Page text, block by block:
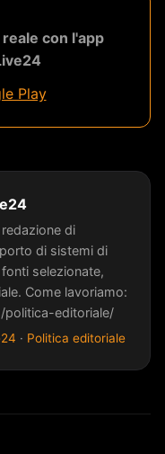
con l'app
Play
di
di sistemi di
selezionate,
Come lavoriamo:
politica-editoriale/
· Politica editoriale